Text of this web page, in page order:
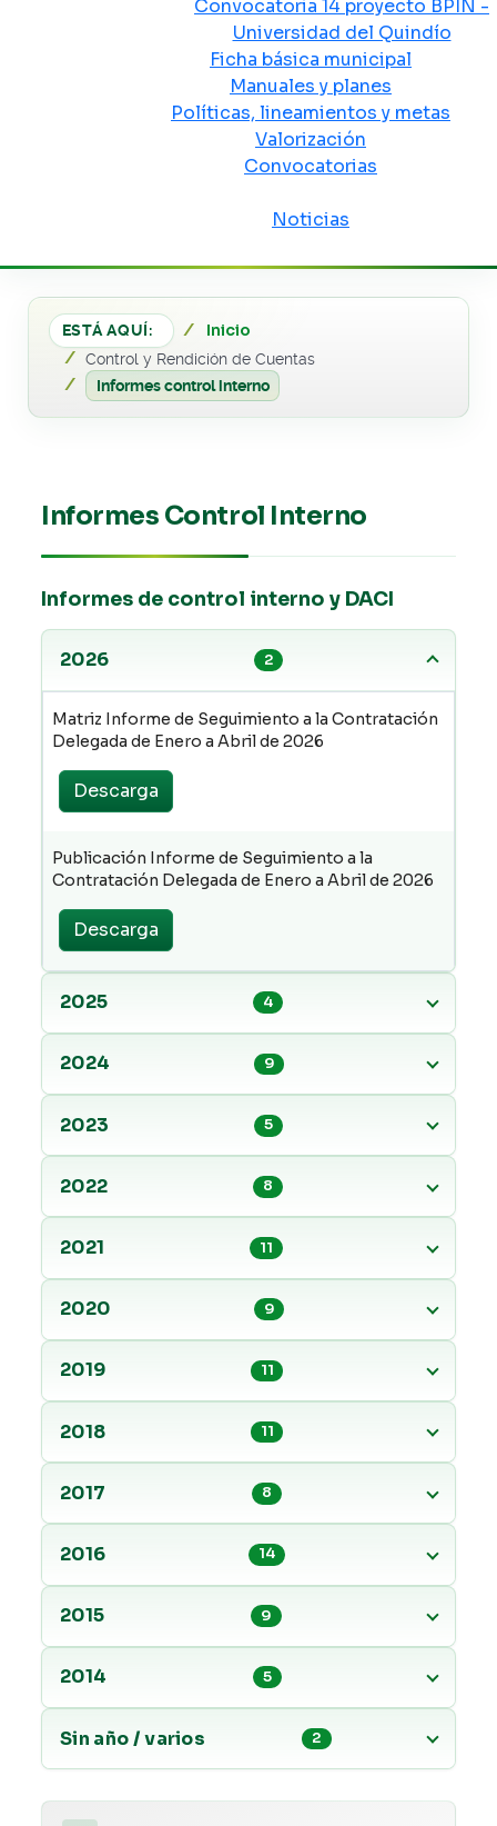
Convocatoria 14 proyecto BPIN -
Universidad del Quindío
Ficha básica municipal
Manuales y planes
Políticas, lineamientos y metas
Valorización
Convocatorias
Noticias
ESTÁ AQUÍ: Inicio
Control y Rendición de Cuentas
Informes control interno
Informes Control Interno
Informes de control interno y DACI
2026 2
Matriz Informe de Seguimiento a la Contratación
Delegada de Enero a Abril de 2026
Descarga
Publicación Informe de Seguimiento a la
Contratación Delegada de Enero a Abril de 2026
Descarga
2025 4
2024 9
2023 5
2022 8
2021 11
2020 9
2019 11
2018 11
2017 8
2016 14
2015 9
2014 5
Sin año / varios 2